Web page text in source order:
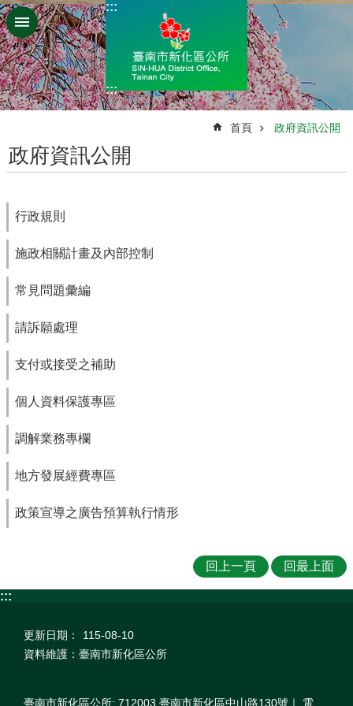
跳到主要內容區塊
:::
:::
首頁 政府資訊公開
政府資訊公開
行政規則
施政相關計畫及內部控制
常見問題彙編
請訴願處理
支付或接受之補助
個人資料保護專區
調解業務專欄
地方發展經費專區
政策宣導之廣告預算執行情形
回上一頁 回最上面
:::
更新日期：
115-08-10
資料維護：臺南市新化區公所
臺南市新化區公所: 712003 臺南市新化區中山路130號｜ 電